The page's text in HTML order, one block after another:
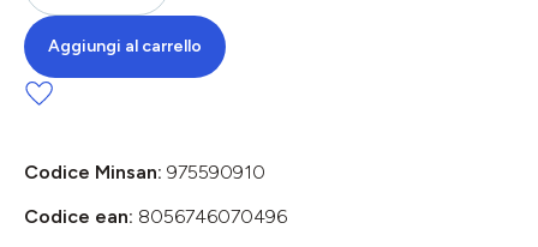
Aggiungi al carrello
Codice Minsan: 975590910
Codice ean: 8056746070496